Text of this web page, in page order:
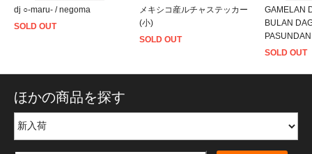
dj ○-maru- / negoma
SOLD OUT
メキシコ産ルチャステッカー
(小)
SOLD OUT
GAMELAN
BULAN
SOLD OUT
ほかの商品を探す